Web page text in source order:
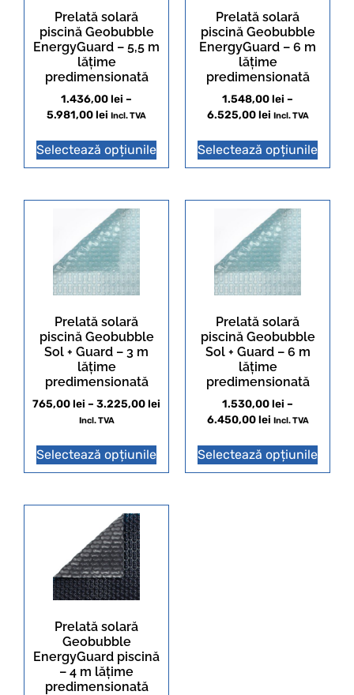
Prelată solară
piscină Geobubble
EnergyGuard – 5,5 m
lățime
predimensionată
1.436,00lei –
5.981,00lei Incl. TVA
Selectează opțiunile
Prelată solară
piscină Geobubble
EnergyGuard – 6 m
lățime
predimensionată
1.548,00lei –
6.525,00lei Incl. TVA
Selectează opțiunile
Prelată solară
piscină Geobubble
Sol + Guard – 3 m
lățime
predimensionată
765,00lei – 3.225,00lei
Incl. TVA
Selectează opțiunile
Prelată solară
piscină Geobubble
Sol + Guard – 6 m
lățime
predimensionată
1.530,00lei –
6.450,00lei Incl. TVA
Selectează opțiunile
Prelată solară
Geobubble
EnergyGuard piscină
– 4 m lățime
predimensionată